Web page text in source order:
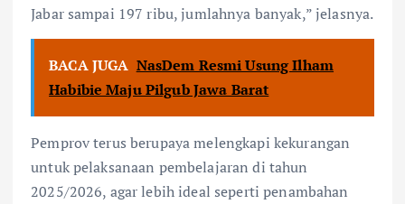
Jabar sampai 197 ribu, jumlahnya banyak,” jelasnya.
BACA JUGA NasDem Resmi Usung Ilham
Habibie Maju Pilgub Jawa Barat
Pemprov terus berupaya melengkapi kekurangan
untuk pelaksanaan pembelajaran di tahun
2025/2026, agar lebih ideal seperti penambahan